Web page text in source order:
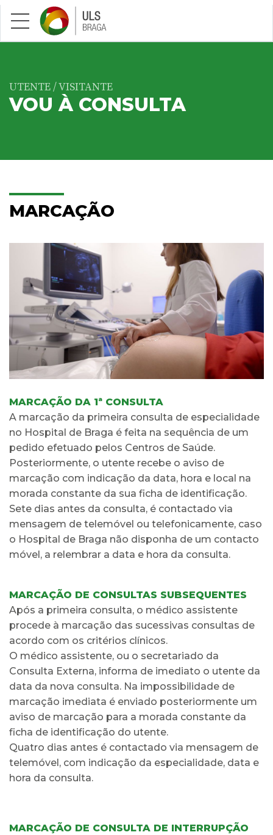
Saltar para conteúdo principal
UTENTE / VISITANTE
VOU À CONSULTA
MARCAÇÃO
MARCAÇÃO DA 1ª CONSULTA
A marcação da primeira consulta de especialidade
no Hospital de Braga é feita na sequência de um
pedido efetuado pelos Centros de Saúde.
Posteriormente, o utente recebe o aviso de
marcação com indicação da data, hora e local na
morada constante da sua ficha de identificação.
Sete dias antes da consulta, é contactado via
mensagem de telemóvel ou telefonicamente, caso
o Hospital de Braga não disponha de um contacto
móvel, a relembrar a data e hora da consulta.
MARCAÇÃO DE CONSULTAS SUBSEQUENTES
Após a primeira consulta, o médico assistente
procede à marcação das sucessivas consultas de
acordo com os critérios clínicos.
O médico assistente, ou o secretariado da
Consulta Externa, informa de imediato o utente da
data da nova consulta. Na impossibilidade de
marcação imediata é enviado posteriormente um
aviso de marcação para a morada constante da
ficha de identificação do utente.
Quatro dias antes é contactado via mensagem de
telemóvel, com indicação da especialidade, data e
hora da consulta.
MARCAÇÃO DE CONSULTA DE INTERRUPÇÃO